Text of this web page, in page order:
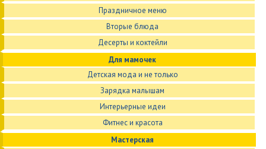
Праздничное меню
Вторые блюда
Десерты и коктейли
Для мамочек
Детская мода и не только
Зарядка малышам
Интерьерные идеи
Фитнес и красота
Мастерская